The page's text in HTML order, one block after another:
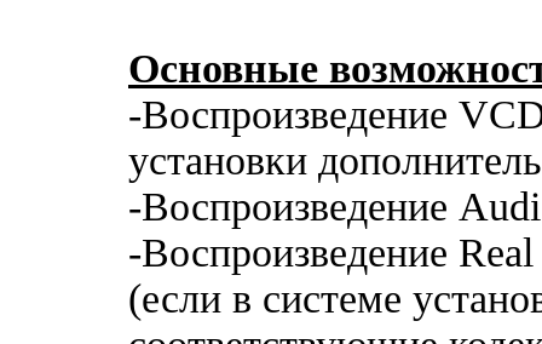
Основные
-Воспроизведение
установки
-Воспроизведение
-Воспроизведение
(если в системе